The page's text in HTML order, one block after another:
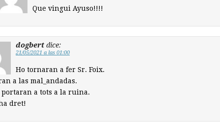
Que vingui Ayuso!!!!
dogbert dice:
21/05/2021 a las 01:00
Ho tornaran a fer Sr. Foix.
a las mal_andadas.
a tots a la ruina.
dret!